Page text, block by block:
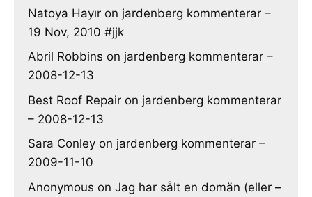
Natoya Hayır on jardenberg kommenterar –
19 Nov, 2010 #jjk
Abril Robbins on jardenberg kommenterar –
2008-12-13
Best Roof Repair on jardenberg kommenterar
– 2008-12-13
Sara Conley on jardenberg kommenterar –
2009-11-10
Anonymous on Jag har sålt en domän (eller –